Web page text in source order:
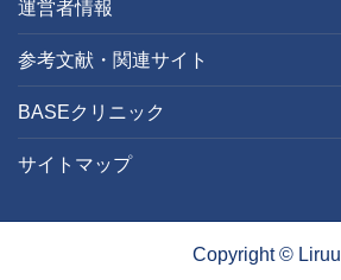
運営者情報
参考文献・関連サイト
BASEクリニック
サイトマップ
Copyright © Liruu